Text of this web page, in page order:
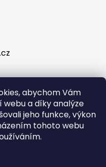
abychom Vám
a díky analýze
jeho funkce, výkon
tohoto webu